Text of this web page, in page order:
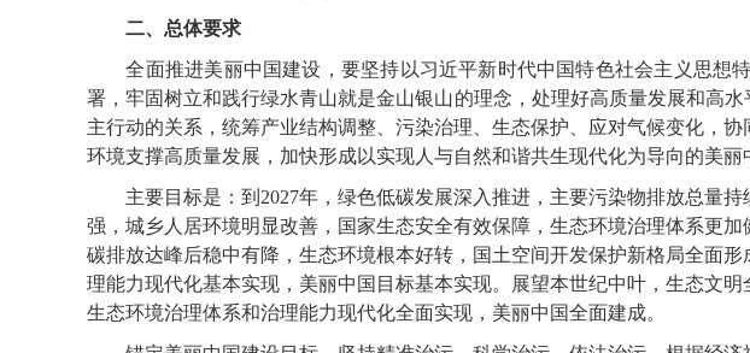
二、总体要求
全面推进美丽中国建设，要坚持以习近平新时代中国特色社会主义思想
署，牢固树立和践行绿水青山就是金山银山的理念，处理好高质量发展和高
主行动的关系，统筹产业结构调整、污染治理、生态保护、应对气候变化，
环境支撑高质量发展，加快形成以实现人与自然和谐共生现代化为导向的美
主要目标是：到2027年，绿色低碳发展深入推进，主要污染物排放总量持
强，城乡人居环境明显改善，国家生态安全有效保障，生态环境治理体系更
碳排放达峰后稳中有降，生态环境根本好转，国土空间开发保护新格局全面
理能力现代化基本实现，美丽中国目标基本实现。展望本世纪中叶，生态文
生态环境治理体系和治理能力现代化全面实现，美丽中国全面建成。